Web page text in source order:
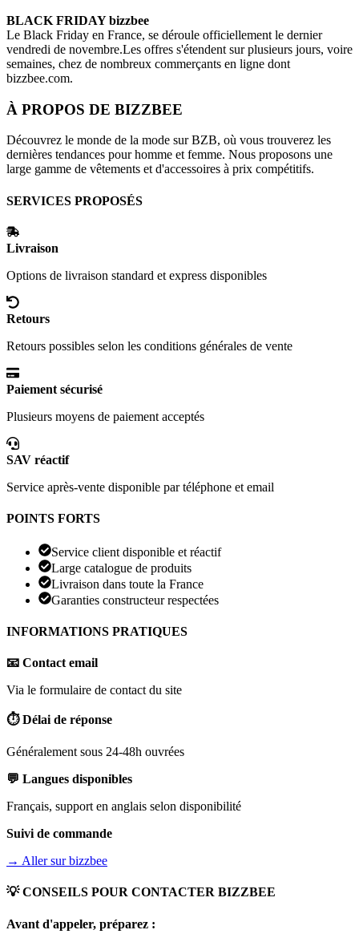
BLACK FRIDAYbizzbee
Le Black Friday en France, se déroule officiellement le dernier
vendredi de novembre.Les offres s'étendent sur plusieurs jours, voire
semaines, chez de nombreux commerçants en ligne dont
bizzbee.com.
À PROPOS DE BIZZBEE
Découvrez le monde de la mode sur BZB, où vous trouverez les
dernières tendances pour homme et femme. Nous proposons une
large gamme de vêtements et d'accessoires à prix compétitifs.
SERVICES PROPOSÉS
Livraison
Options de livraison standard et express disponibles
Retours
Retours possibles selon les conditions générales de vente
Paiement sécurisé
Plusieurs moyens de paiement acceptés
SAV réactif
Service après-vente disponible par téléphone et email
POINTS FORTS
Service client disponible et réactif
Large catalogue de produits
Livraison dans toute la France
Garanties constructeur respectées
INFORMATIONS PRATIQUES
📧 Contact email
Via le formulaire de contact du site
⏱️ Délai de réponse
Généralement sous 24-48h ouvrées
💬 Langues disponibles
Français, support en anglais selon disponibilité
Suivi de commande
→ Aller surbizzbee
💡 CONSEILS POUR CONTACTER BIZZBEE
Avant d'appeler, préparez :